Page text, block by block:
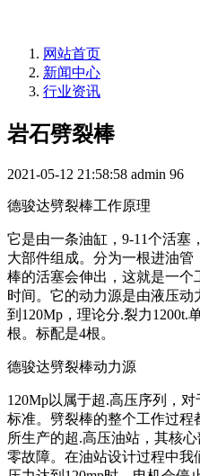
网站首页
新闻中心
行业资讯
岩石劈裂棒
2021-05-12 21:58:58 admin 96
德骏达劈裂棒工作原理
它是由一条油缸，9-11个活塞
大部件组成。分为一根进油
棒的活塞会伸出，这就是一个
时间。它的动力源是由液压
到120Mp，理论分.裂力1200t.
根。标配是4根。
德骏达劈裂棒动力源
120Mp以属于超.高压序列，
标准。劈裂棒的整个工作过程
所生产的超.高压油站，其核
零故障。在油站设计过程中我